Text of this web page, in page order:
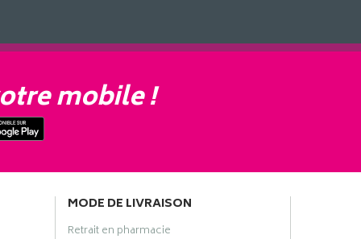
mobile !
MODE DE LIVRAISON
Retrait en pharmacie